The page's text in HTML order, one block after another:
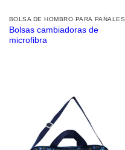
BOLSA DE HOMBRO PARA PAÑALES
Bolsas cambiadoras de
microfibra